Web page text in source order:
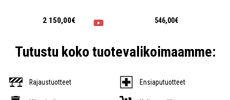
2 150,00€ 546,00€
Tutustu koko tuotevalikoimaamme:
Rajaustuotteet Ensiaputuotteet